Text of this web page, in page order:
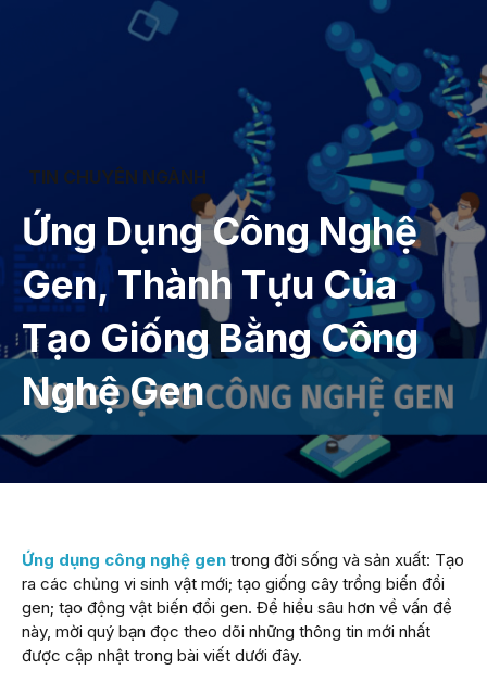
TIN CHUYÊN NGÀNH
Ứng Dụng Công Nghệ
Gen, Thành Tựu Của
Tạo Giống Bằng Công
Nghệ Gen
Ứng dụng công nghệ gen trong đời sống và sản xuất: Tạo
ra các chủng vi sinh vật mới; tạo giống cây trồng biến đổi
gen; tạo động vật biến đổi gen. Để hiểu sâu hơn về vấn đề
này, mời quý bạn đọc theo dõi những thông tin mới nhất
được cập nhật trong bài viết dưới đây.